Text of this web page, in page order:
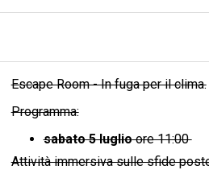
Escape Room - In fuga per il clima.
Programma:
sabato 5 luglioore 11:00
Attività immersiva sulle sfide